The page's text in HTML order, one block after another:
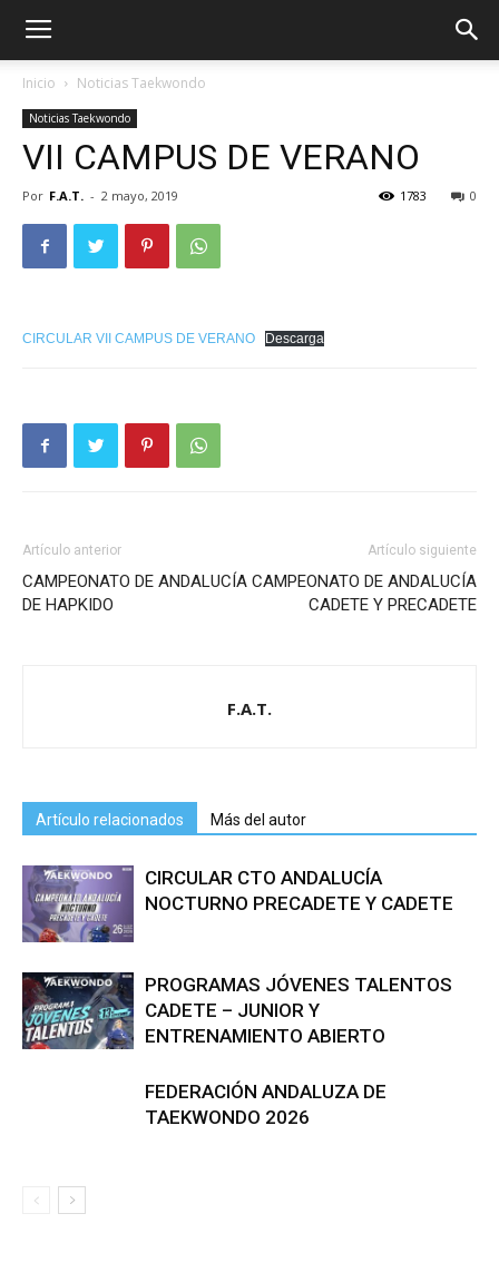
Inicio Noticias Taekwondo
Noticias Taekwondo
VII CAMPUS DE VERANO
Por F.A.T. - 2 mayo, 2019 0
1783
CIRCULAR VII CAMPUS DE VERANO Descarga
Artículo anterior
CAMPEONATO DE ANDALUCÍA
DE HAPKIDO
Artículo siguiente
CAMPEONATO DE ANDALUCÍA
CADETE Y PRECADETE
F.A.T.
Artículo relacionados Más del autor
CIRCULAR CTO ANDALUCÍA
NOCTURNO PRECADETE Y CADETE
PROGRAMAS JÓVENES TALENTOS
CADETE – JUNIOR Y
ENTRENAMIENTO ABIERTO
FEDERACIÓN ANDALUZA DE
TAEKWONDO 2026